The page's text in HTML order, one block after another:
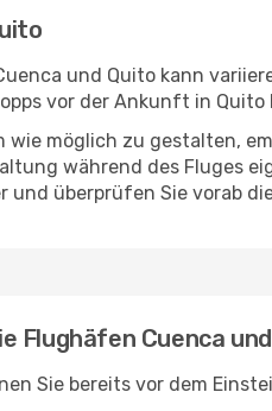
und Quito kann
vor der Ankunft in Quito
wie möglich zu gestalten,
während des Fluges
und überprüfen Sie vorab
Flughäfen Cuenca
Sie bereits vor dem